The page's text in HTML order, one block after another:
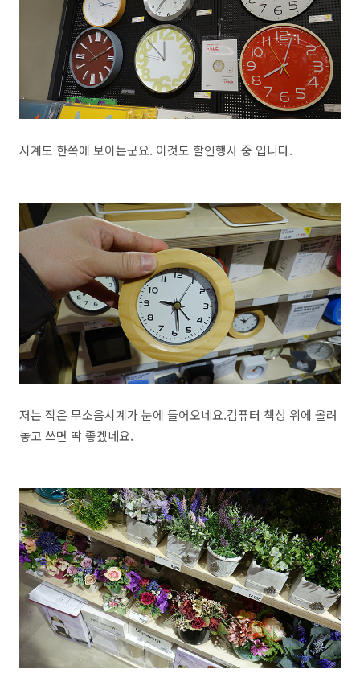
시계도 한쪽에 보이는군요. 이것도 할인행사 중 입니다.
저는 작은 무소음시계가 눈에 들어오네요.컴퓨터 책상 위에 올려
놓고 쓰면 딱 좋겠네요.